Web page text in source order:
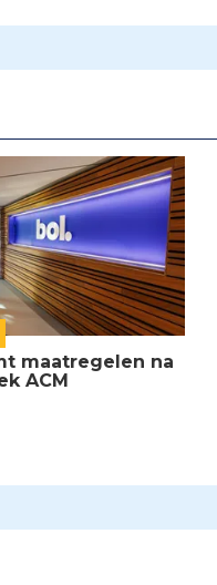
maatregelen na
ACM